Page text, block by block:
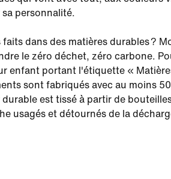
personnalité.
dans des matières durables ?
le zéro déchet, zéro carbone.
enfant portant l'étiquette «
sont fabriqués avec au moins
est tissé à partir de
usagés et détournés de la